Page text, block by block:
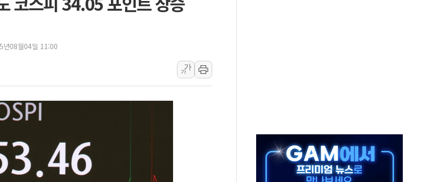
이란 핵심 원유 수출항 '하르그섬', 최근 1주일 이상 '올스톱'… 美 해상봉쇄 영향
뉴욕증시 프리뷰, 美 고용 쇼크에 금리 인상 우려 후퇴…나스닥 선물 1%대 상승
[종합] 美 7월 고용 2만3000명 감소 '쇼크'…9월 금리 인상 기대 후퇴
[사진] 이슬람 수니파 3개국, 공동방위협정 체결
李 "해남 태양광, 대한민국 다음 100년 밑거름…수도권 집중 완화 전환점"
년08월04일 11:00
가
가